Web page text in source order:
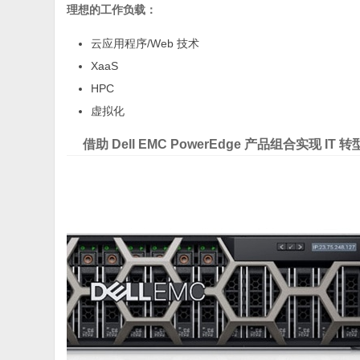
理想的工作负载：
云应用程序/Web 技术
XaaS
HPC
虚拟化
借助 Dell EMC PowerEdge 产品组合实现 IT 转